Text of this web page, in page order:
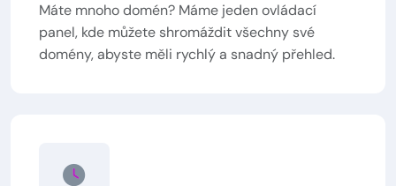
Máte mnoho domén? Máme jeden ovládací
panel, kde můžete shromáždit všechny své
domény, abyste měli rychlý a snadný přehled.